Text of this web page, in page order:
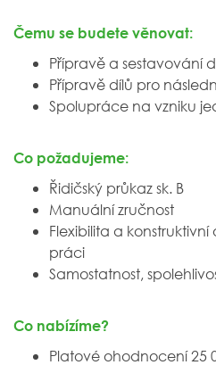
Čemu se budete věnovat:
Přípravě a sestavování
Přípravě dílů pro
Spolupráce na vzniku
Co požadujeme:
Řidičský průkaz sk. B
Manuální zručnost
Flexibilita a
práci
Samostatnost,
Co nabízíme?
Platové ohodnocení 25